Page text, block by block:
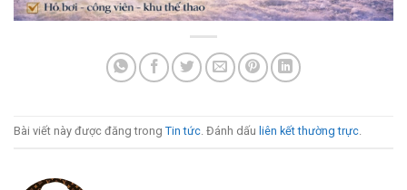
Bài viết này được đăng trong Tin tức. Đánh dấu liên kết thường trực.